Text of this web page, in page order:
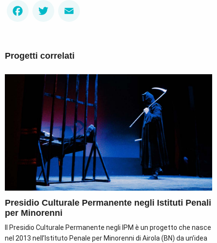
FacebookTwitter
Progetti correlati
Presidio Culturale Permanente negli Istituti Penali
per Minorenni
Il Presidio Culturale Permanente negli IPM è un progetto che nasce
nel 2013 nell’Istituto Penale per Minorenni di Airola (BN) da un’idea